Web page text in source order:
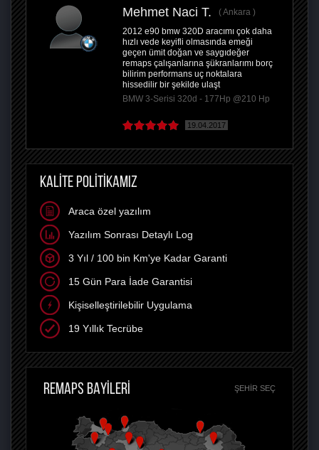
Mehmet Naci T.
Ankara
2012 e90 bmw 320D aracımı çok daha
hızlı vede keyifli olmasında emeği
geçen ümit doğan ve saygıdeğer
remaps çalışanlarına şükranlarımı borç
bilirim performans uç noktalara
hissedilir bir şekilde ulaşt
BMW 3-Serisi 320d - 177Hp @210 Hp
19.04.2017
KALİTE POLİTİKAMIZ
Araca özel yazılım
Yazılım Sonrası Detaylı Log
3 Yıl / 100 bin Km'ye Kadar Garanti
15 Gün Para İade Garantisi
Kişiselleştirilebilir Uygulama
19 Yıllık Tecrübe
REMAPS BAYİLERİ ŞEHIR SEÇ